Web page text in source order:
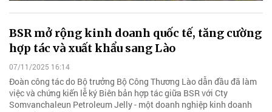
BSR mở rộng kinh doanh quốc tế, tăng cường
hợp tác và xuất khẩu sang Lào
07/11/2025 16:14
Đoàn công tác do Bộ trưởng Bộ Công Thương Lào dẫn đầu đã làm
việc và chứng kiến lễ ký Biên bản hợp tác giữa BSR với Cty
Somvanchaleun Petroleum Jelly - một doanh nghiệp kinh doanh